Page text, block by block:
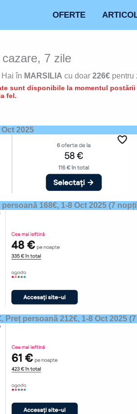
OFERTE
7 zile
Hai în MARSILIA cu doar226€pentru
sunt disponibile la momentul
fel.
Oct 2025
persoană 168€, 1-8 Oct 2025(7
Preț persoană 212€, 1-8 Oct 2025(7